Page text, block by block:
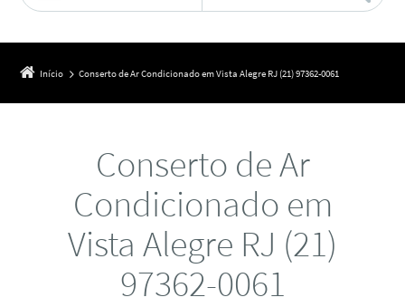
Início Conserto de Ar Condicionado em Vista Alegre RJ (21) 97362-0061
Conserto de Ar
Condicionado em
Vista Alegre RJ (21)
97362-0061